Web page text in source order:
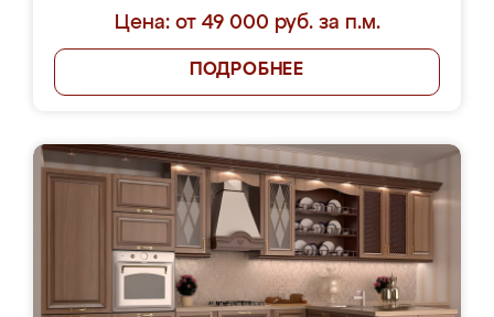
Цена: от 49 000 руб. за п.м.
ПОДРОБНЕЕ